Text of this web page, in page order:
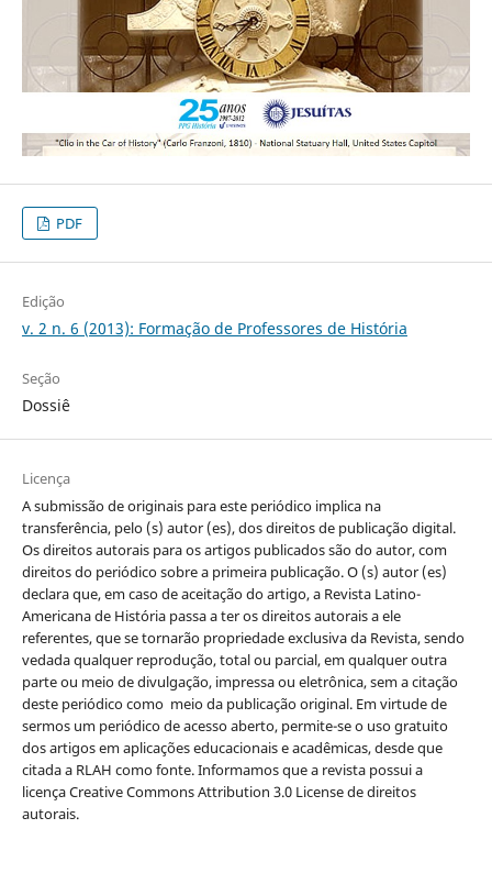
PDF
Edição
v. 2 n. 6 (2013): Formação de Professores de História
Seção
Dossiê
Licença
A submissão de originais para este periódico implica na
transferência, pelo (s) autor (es), dos direitos de publicação digital.
Os direitos autorais para os artigos publicados são do autor, com
direitos do periódico sobre a primeira publicação. O (s) autor (es)
declara que, em caso de aceitação do artigo, a Revista Latino-
Americana de História passa a ter os direitos autorais a ele
referentes, que se tornarão propriedade exclusiva da Revista, sendo
vedada qualquer reprodução, total ou parcial, em qualquer outra
parte ou meio de divulgação, impressa ou eletrônica, sem a citação
deste periódico como meio da publicação original. Em virtude de
sermos um periódico de acesso aberto, permite-se o uso gratuito
dos artigos em aplicações educacionais e acadêmicas, desde que
citada a RLAH como fonte. Informamos que a revista possui a
licença Creative Commons Attribution 3.0 License de direitos
autorais.